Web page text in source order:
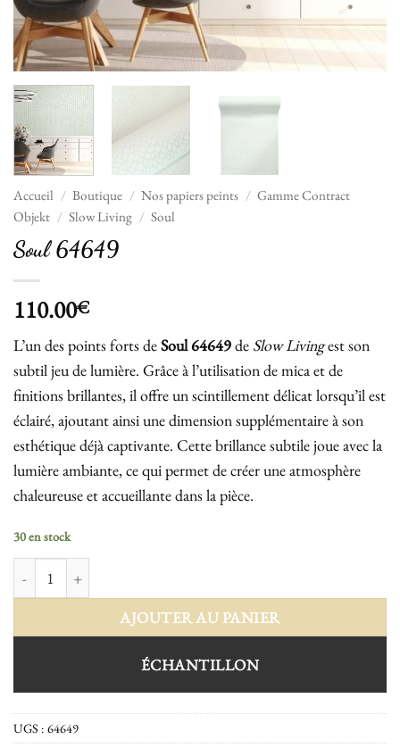
Accueil / Boutique / Nos papiers peints / Gamme Contract
Objekt / Slow Living / Soul
Soul 64649
110.00€
L’un des points forts deSoul 64649de Slow Livingest son
subtil jeu de lumière. Grâce à l’utilisation de mica et de
finitions brillantes, il offre un scintillement délicat lorsqu’il est
éclairé, ajoutant ainsi une dimension supplémentaire à son
esthétique déjà captivante. Cette brillance subtile joue avec la
lumière ambiante, ce qui permet de créer une atmosphère
chaleureuse et accueillante dans la pièce.
30 en stock
AJOUTER AU PANIER
ÉCHANTILLON
UGS : 64649